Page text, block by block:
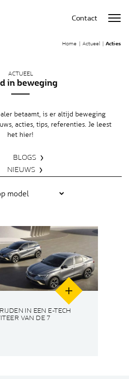
Contact
Home Actueel Acties
ACTUEEL
in beweging
betaamt, is er altijd beweging
acties, tips, referenties. Je leest
het hier!
BLOGS
NIEUWS
IN EEN E-TECH
VAN DE 7